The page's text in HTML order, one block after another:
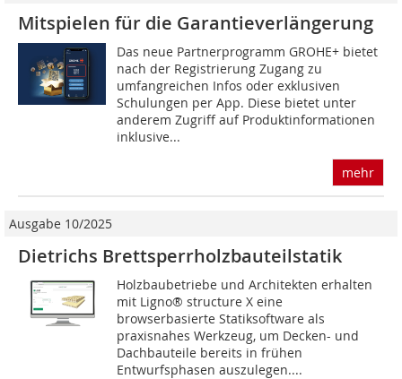
Mitspielen für die Garantieverlängerung
Das neue Partnerprogramm GROHE+ bietet
nach der Registrierung Zugang zu
umfangreichen Infos oder exklusiven
Schulungen per App. Diese bietet unter
anderem Zugriff auf Produktinformationen
inklusive...
mehr
Ausgabe 10/2025
Dietrichs Brettsperrholzbauteilstatik
Holzbaubetriebe und Architekten erhalten
mit Ligno® structure X eine
browserbasierte Statiksoftware als
praxisnahes Werkzeug, um Decken- und
Dachbauteile bereits in frühen
Entwurfsphasen auszulegen....